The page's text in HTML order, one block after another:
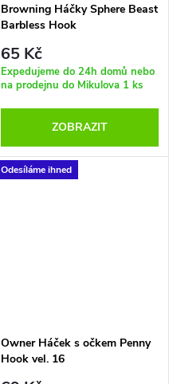
Browning Háčky Sphere Beast
Barbless Hook
65 Kč
Expedujeme do 24h domů nebo
na prodejnu do Mikulova 1 ks
ZOBRAZIT
Odesíláme ihned
Owner Háček s očkem Penny
Hook vel. 16